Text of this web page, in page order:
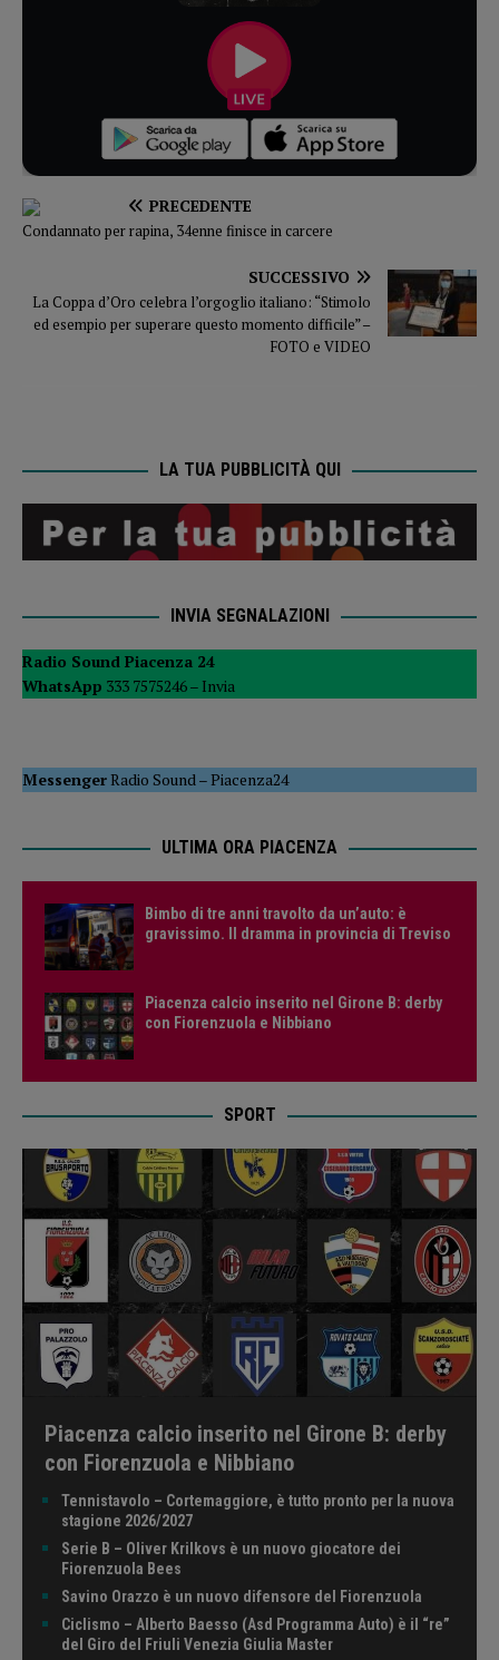
PRECEDENTE
Condannato per rapina, 34enne finisce in carcere
SUCCESSIVO
La Coppa d’Oro celebra l’orgoglio italiano: “Stimolo
ed esempio per superare questo momento difficile” –
FOTO e VIDEO
LA TUA PUBBLICITÀ QUI
INVIA SEGNALAZIONI
Radio Sound Piacenza 24
WhatsApp 333 7575246 – Invia
MessengerRadio Sound–Piacenza24
ULTIMA ORA PIACENZA
Bimbo di tre anni travolto da un’auto: è
gravissimo. Il dramma in provincia di Treviso
Piacenza calcio inserito nel Girone B: derby
con Fiorenzuola e Nibbiano
SPORT
Piacenza calcio inserito nel Girone B: derby
con Fiorenzuola e Nibbiano
Tennistavolo – Cortemaggiore, è tutto pronto per la nuova
stagione 2026/2027
Serie B – Oliver Krilkovs è un nuovo giocatore dei
Fiorenzuola Bees
Savino Orazzo è un nuovo difensore del Fiorenzuola
Ciclismo – Alberto Baesso (Asd Programma Auto) è il “re”
del Giro del Friuli Venezia Giulia Master